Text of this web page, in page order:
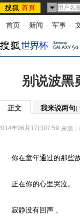
首页 - 新闻 - 军事 -
别说波黑
正文 我来说两句(
年06月17日07:59 来源：
你在童年通过的那些
正在你的心里哭泣。
寂静没有回声，